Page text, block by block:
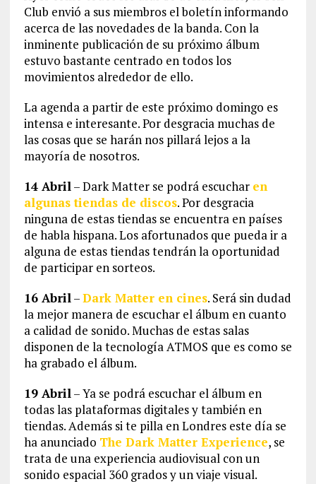
Club envió a sus miembros el boletín informando
acerca de las novedades de la banda. Con la
inminente publicación de su próximo álbum
estuvo bastante centrado en todos los
movimientos alrededor de ello.
La agenda a partir de este próximo domingo es
intensa e interesante. Por desgracia muchas de
las cosas que se harán nos pillará lejos a la
mayoría de nosotros.
14 Abril – Dark Matter se podrá escuchar en
algunas tiendas de discos. Por desgracia
ninguna de estas tiendas se encuentra en países
de habla hispana. Los afortunados que pueda ir a
alguna de estas tiendas tendrán la oportunidad
de participar en sorteos.
16 Abril –Dark Matter en cines. Será sin dudad
la mejor manera de escuchar el álbum en cuanto
a calidad de sonido. Muchas de estas salas
disponen de la tecnología ATMOS que es como se
ha grabado el álbum.
19 Abril – Ya se podrá escuchar el álbum en
todas las plataformas digitales y también en
tiendas. Además si te pilla en Londres este día se
ha anunciado The Dark Matter Experience, se
trata de una experiencia audiovisual con un
sonido espacial 360 grados y un viaje visual.